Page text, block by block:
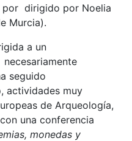
por dirigido por Noelia
Murcia).
a un
seguido
actividades muy
de Arqueología,
una conferencia
monedas y